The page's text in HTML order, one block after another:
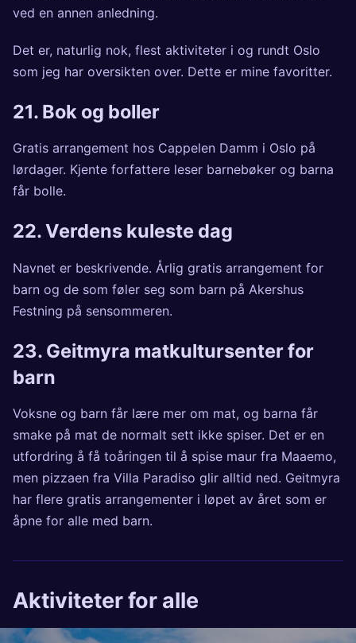
ved en annen anledning.
Det er, naturlig nok, flest aktiviteter i og rundt Oslo
som jeg har oversikten over. Dette er mine favoritter.
21. Bok og boller
Gratis arrangement hos Cappelen Damm i Oslo på
lørdager. Kjente forfattere leser barnebøker og barna
får bolle.
22.Verdens kuleste dag
Navnet er beskrivende. Årlig gratis arrangement for
barn og de som føler seg som barn på Akershus
Festning på sensommeren.
23. Geitmyra matkultursenter for
barn
Voksne og barn får lære mer om mat, og barna får
smake på mat de normalt sett ikke spiser. Det er en
utfordring å få toåringen til å spise maur fra Maaemo,
men pizzaen fra Villa Paradiso glir alltid ned. Geitmyra
har flere gratis arrangementer i løpet av året som er
åpne for alle med barn.
Aktiviteter for alle